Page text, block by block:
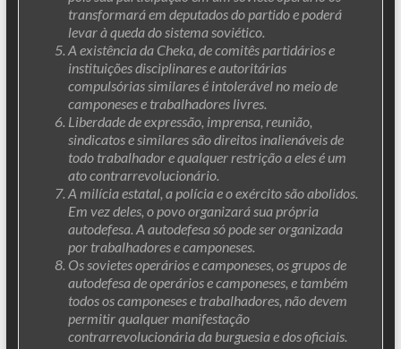
transformará em deputados do partido e poderá
levar à queda do sistema soviético.
A existência da Cheka, de comitês partidários e
instituições disciplinares e autoritárias
compulsórias similares é intolerável no meio de
camponeses e trabalhadores livres.
Liberdade de expressão, imprensa, reunião,
sindicatos e similares são direitos inalienáveis ​​de
todo trabalhador e qualquer restrição a eles é um
ato contrarrevolucionário.
A milícia estatal, a polícia e o exército são abolidos.
Em vez deles, o povo organizará sua própria
autodefesa. A autodefesa só pode ser organizada
por trabalhadores e camponeses.
Os sovietes operários e camponeses, os grupos de
autodefesa de operários e camponeses, e também
todos os camponeses e trabalhadores, não devem
permitir qualquer manifestação
contrarrevolucionária da burguesia e dos oficiais.